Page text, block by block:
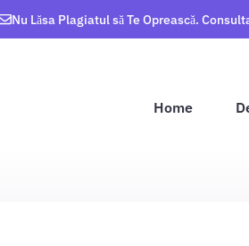
Nu Lăsa Plagiatul să Te Oprească.
Home